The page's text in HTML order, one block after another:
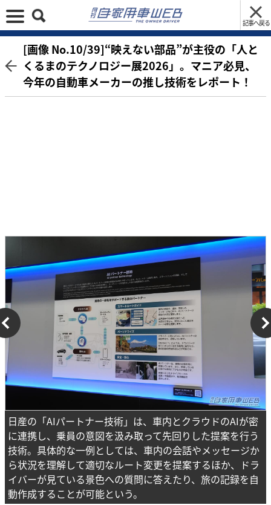
記事へ戻る
[画像 No.10/39]“映えない部品”が主役の「人と
くるまのテクノロジー展2026」。マニア必見、
今年の自動車メーカーの推し技術をレポート！
日産の「AIパートナー技術」は、車内とクラウドのAIが密
に連携し、乗員の意図を汲み取って先回りした提案を行う
技術。具体的な一例としては、車内の会話やメッセージか
ら状況を理解して適切なルート変更を提案するほか、ドラ
イバーが見ている景色への質問に答えたり、旅の記録を自
動作成することが可能という。